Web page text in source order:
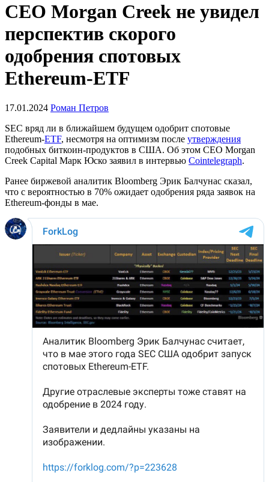
CEO Morgan Creek не увидел
перспектив скорого
одобрения спотовых
Ethereum-ETF
17.01.2024 Роман Петров
SEC вряд ли в ближайшем будущем одобрит спотовые
Ethereum-ETF, несмотря на оптимизм после утверждения
подобных биткоин-продуктов в США. Об этом CEO Morgan
Creek Capital Марк Юско заявил в интервью Cointelegraph.
Ранее биржевой аналитик Bloomberg Эрик Балчунас сказал,
что с вероятностью в 70% ожидает одобрения ряда заявок на
Ethereum-фонды в мае.